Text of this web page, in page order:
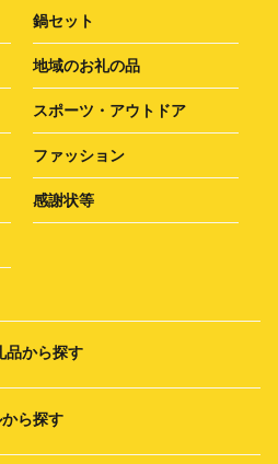
鍋セット
地域のお礼の品
スポーツ・アウトドア
ファッション
感謝状等
品から探す
ら探す